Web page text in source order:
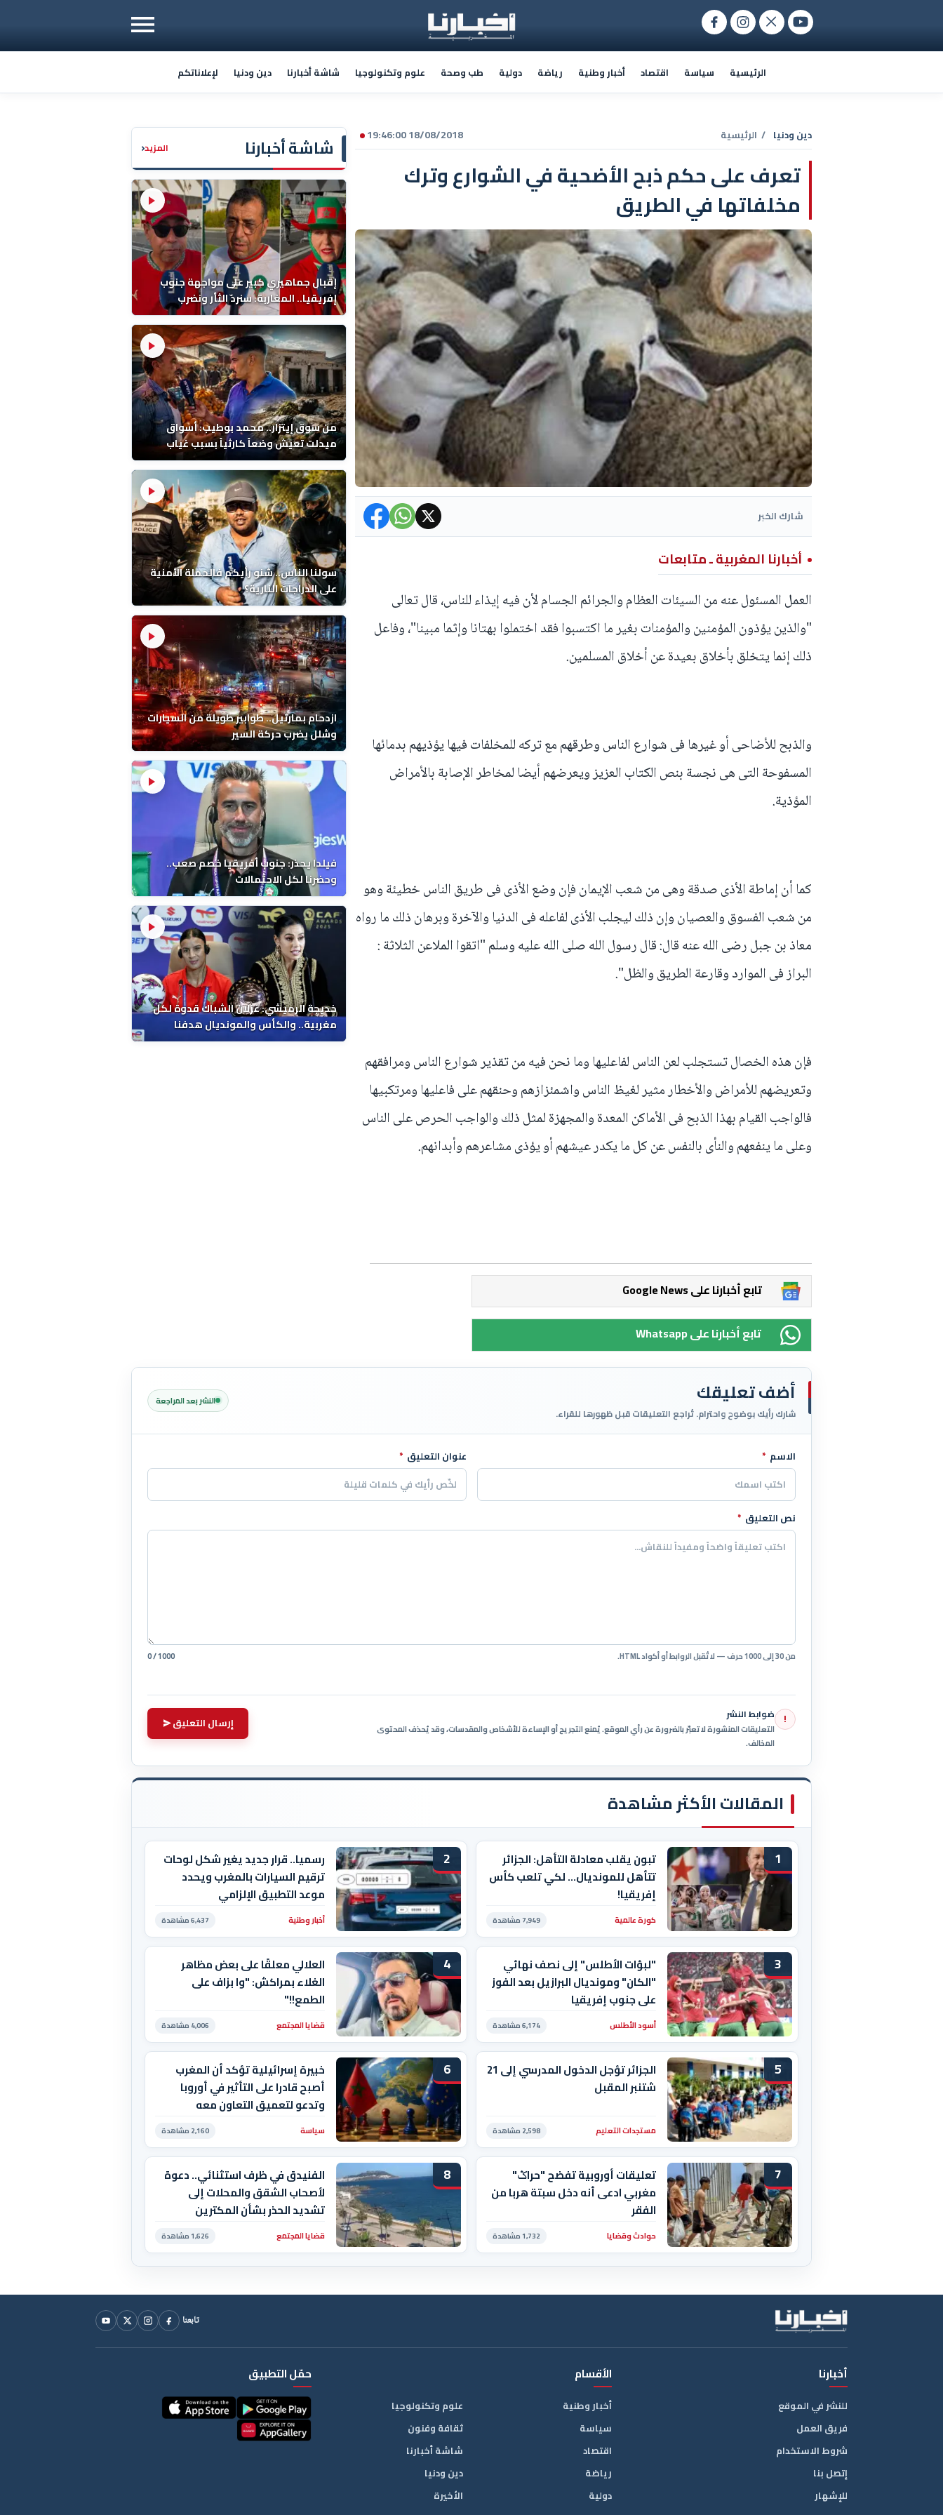
الرئيسية سياسة اقتصاد أخبار وطنية رياضة دولية طب وصحة علوم وتكنولوجيا شاشة أخبارنا دين ودنيا لإعلاناتكم
شاشة أخبارنا المزيد‹
إقبال جماهيري كبير على مواجهة جنوب
إفريقيا.. المغاربة: سنردّ الثأر ونضرب
عصفورين بحجر واحد!
من سوق إيتزار.. محمد بوطيب: أسواق
ميدلت تعيش وضعاً كارثياً بسبب غياب
المراحيض
سولنا الناس.. شنو رأيكم فالحملة الأمنية
على الدراجات النارية؟
ازدحام بمارتيل.. طوابير طويلة من السيارات
وشلل يضرب حركة السير
فيلدا يحذر: جنوب أفريقيا خصم صعب..
وحضرنا لكل الاحتمالات
خديجة الرميشي: غزلان الشباك قدوة لكل
مغربية.. والكأس والمونديال هدفنا
18/08/2018 19:46:00 دين ودنيا / الرئيسية
تعرف على حكم ذبح الأضحية في الشوارع وترك
مخلفاتها في الطريق
شارك الخبر
أخبارنا المغربية ـ متابعات
العمل المسئول عنه من السيئات العظام والجرائم الجسام لأن فيه إيذاء للناس، قال تعالى
"والذين يؤذون المؤمنين والمؤمنات بغير ما اكتسبوا فقد اختملوا بهتانا وإثما مبينا"، وفاعل
ذلك إنما يتخلق بأخلاق بعيدة عن أخلاق المسلمين.
والذبح للأضاحى أو غيرها فى شوارع الناس وطرقهم مع تركه للمخلفات فيها يؤذيهم بدمائها
المسفوحة التى هى نجسة بنص الكتاب العزيز ويعرضهم أيضا لمخاطر الإصابة بالأمراض
المؤذية.
كما أن إماطة الأذى صدقة وهى من شعب الإيمان فإن وضع الأذى فى طريق الناس خطيئة وهو
من شعب الفسوق والعصيان وإن ذلك ليجلب الأذى لفاعله فى الدنيا والآخرة وبرهان ذلك ما رواه
معاذ بن جبل رضى الله عنه قال: قال رسول الله صلى الله عليه وسلم "اتقوا الملاعن الثلاثة :
البراز فى الموارد وقارعة الطريق والظل".
فإن هذه الخصال تستجلب لعن الناس لفاعليها وما نحن فيه من تقذير شوارع الناس ومرافقهم
وتعريضهم للأمراض والأخطار مثير لغيظ الناس واشمئزازهم وحنقهم على فاعليها ومرتكبيها
فالواجب القيام بهذا الذبح فى الأماكن المعدة والمجهزة لمثل ذلك والواجب الحرص على الناس
وعلى ما ينفعهم والنأى بالنفس عن كل ما يكدر عيشهم أو يؤذى مشاعرهم وأبدانهم.
Google News تابع أخبارنا على
Whatsapp تابع أخبارنا على
أضف تعليقك
شارك رأيك بوضوح واحترام. تُراجع التعليقات قبل ظهورها للقراء.
النشر بعد المراجعة
اترك هذا الحقل فارغاً
الاسم * عنوان التعليق *
نص التعليق *
من 30 إلى 1000 حرف — لا تُقبل الروابط أو أكواد HTML. 0 / 1000
! ضوابط النشر
التعليقات المنشورة لا تعبّر بالضرورة عن رأي الموقع. يُمنع التجريح أو الإساءة للأشخاص والمقدسات، وقد يُحذف المحتوى
المخالف.
إرسال التعليق
المقالات الأكثر مشاهدة
1
تبون يقلب معادلة التأهل: الجزائر
تتأهل للمونديال… لكي تلعب كأس
إفريقيا!
كورة عالمية 7,949 مشاهدة
2
رسميا.. قرار جديد يغير شكل لوحات
ترقيم السيارات بالمغرب ويحدد
موعد التطبيق الإلزامي
أخبار وطنية 6,437 مشاهدة
3
"لبؤات الأطلس" إلى نصف نهائي
"الكان" ومونديال البرازيل بعد الفوز
على جنوب إفريقيا
أسود الأطلس 6,174 مشاهدة
4
العلالي معلقًا على بعض مظاهر
الغلاء بمراكش: "وا بزاف على
الطمع!!"
قضايا المجتمع 4,006 مشاهدة
5
الجزائر تؤجل الدخول المدرسي إلى 21
شتنبر المقبل
مستجدات التعليم 2,598 مشاهدة
6
خبيرة إسرائيلية تؤكد أن المغرب
أصبح قادرا على التأثير في أوروبا
وتدعو لتعميق التعاون معه
سياسة 2,160 مشاهدة
7
تعليقات أوروبية تفضح "حراݣ"
مغربي ادعى أنه دخل سبتة هربا من
الفقر
حوادث وقضايا 1,732 مشاهدة
8
الفنيدق في ظرف استثنائي.. دعوة
لأصحاب الشقق والمحلات إلى
تشديد الحذر بشأن المكترين
قضايا المجتمع 1,626 مشاهدة
تابعنا
الأقسام
أخبار وطنية
سياسة
اقتصاد
رياضة
دولية
علوم وتكنولوجيا
ثقافة وفنون
شاشة أخبارنا
دين ودنيا
الأخيرة
أخبارنا
للنشر في الموقع
فريق العمل
شروط الاستخدام
إتصل بنا
للإشهار
حمّل التطبيق